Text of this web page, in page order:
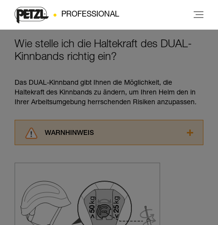
PROFESSIONAL
Wie stelle ich die Haltekraft des DUAL-
Kinnbands richtig ein?
Das DUAL-Kinnband gibt Ihnen die Möglichkeit, die
Haltekraft des Kinnbands zu ändern, um Ihren Helm den in
Ihrer Arbeitsumgebung herrschenden Risiken anzupassen.
WARNHINWEIS
ziehen. Um diese Zusatzinformationen
verstehen zu können, müssen Sie zuerst die in
der Gebrauchsanweisung enthaltenen
Informationen richtig verstanden haben.
Die Beherrschung dieser Techniken setzt eine